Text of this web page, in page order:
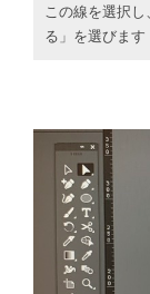
この線を選択
る」を選びます